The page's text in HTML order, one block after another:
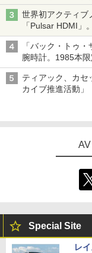
世界初アクティブ
「Pulsar HDMI」
「バック・トゥ
腕時計。1985本限
ティアック、カセ
カイブ推進活動」
Special Site
レ